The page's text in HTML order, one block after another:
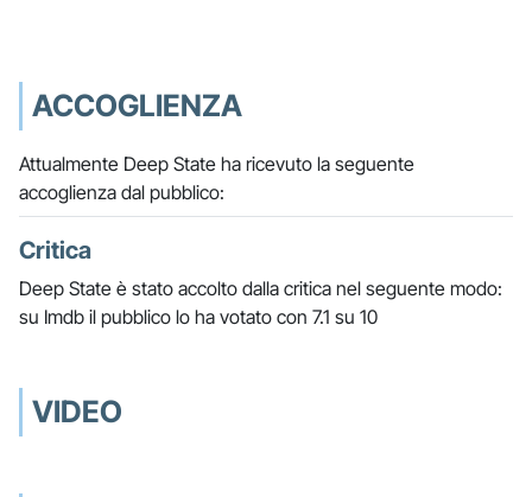
ACCOGLIENZA
Attualmente Deep State ha ricevuto la seguente
accoglienza dal pubblico:
Critica
Deep State è stato accolto dalla critica nel seguente modo:
su Imdb il pubblico lo ha votato con 7.1 su 10
VIDEO